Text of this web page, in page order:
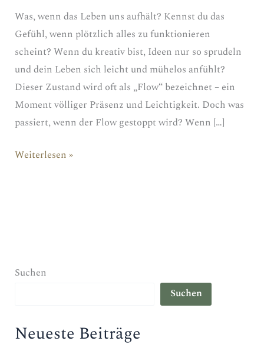
Was, wenn das Leben uns aufhält? Kennst du das
Gefühl, wenn plötzlich alles zu funktionieren
scheint? Wenn du kreativ bist, Ideen nur so sprudeln
und dein Leben sich leicht und mühelos anfühlt?
Dieser Zustand wird oft als „Flow“ bezeichnet – ein
Moment völliger Präsenz und Leichtigkeit. Doch was
passiert, wenn der Flow gestoppt wird? Wenn […]
Wahrhafter
und
den
Weiterlesen »
Suchen
Suchen
Neueste Beiträge